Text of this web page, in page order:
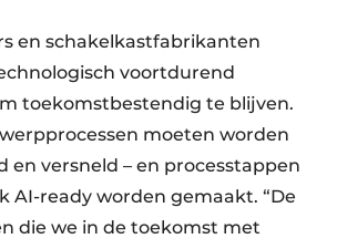
en schakelkastfabrikanten
voortdurend
toekomstbestendig te blijven.
moeten worden
en versneld – en processtappen
AI-ready worden gemaakt. “De
die we in de toekomst met